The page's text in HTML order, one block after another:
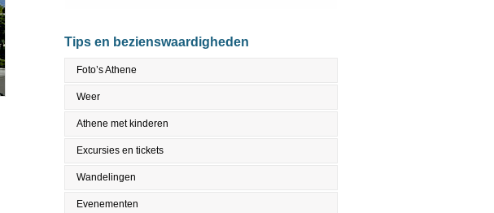
Tips en bezienswaardigheden
Foto’s Athene
Weer
Athene met kinderen
Excursies en tickets
Wandelingen
Evenementen